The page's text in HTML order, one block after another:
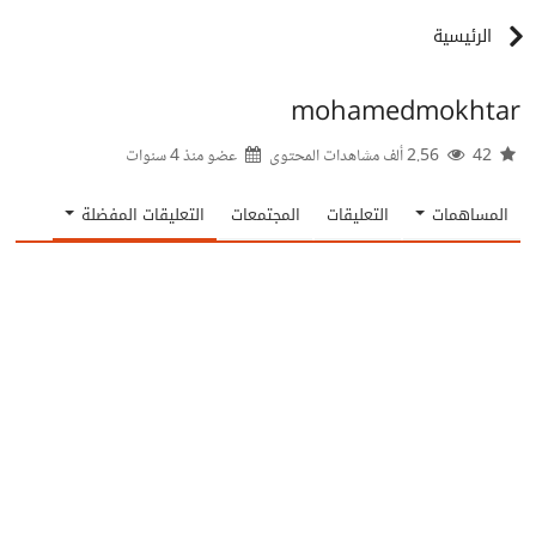
الرئيسية
mohamedmokhtar
عضو منذ4 سنوات
المساهمات التعليقات المجتمعات التعليقات المفضلة